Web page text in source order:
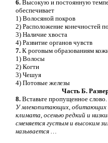
6. Высокую и постоянную
обеспечивает
1) Волосяной покров
2) Расположение конечностей
3) Наличие хвоста
4) Развитие органов чувств
7. К роговым образованиям
1) Волосы
2) Когти
3) Чешуя
4) Потовые железы
Часть Б.
8. Вставьте пропущенное слово.
У млекопитающих, обитающих
климата, осенью редкий и
сменяется густым и высоким
называется …